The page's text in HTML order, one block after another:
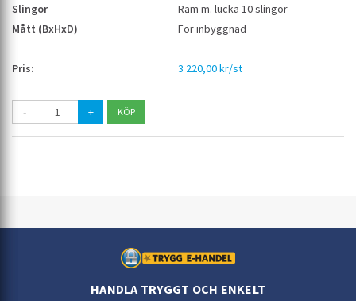
Ram m. lucka 10 slingor
För inbyggnad
3 220,00 kr/st
- +
HANDLA TRYGGT OCH ENKELT